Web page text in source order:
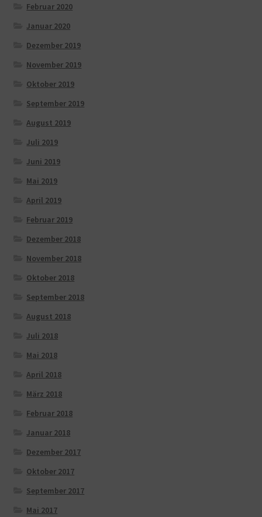
Februar 2020
Januar 2020
Dezember 2019
November 2019
Oktober 2019
September 2019
August 2019
Juli 2019
Juni 2019
Mai 2019
April 2019
Februar 2019
Dezember 2018
November 2018
Oktober 2018
September 2018
August 2018
Juli 2018
Mai 2018
April 2018
März 2018
Februar 2018
Januar 2018
Dezember 2017
Oktober 2017
September 2017
Mai 2017